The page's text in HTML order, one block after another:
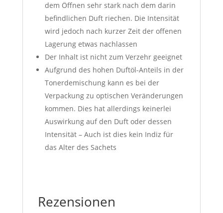
dem Öffnen sehr stark nach dem darin
befindlichen Duft riechen. Die Intensität
wird jedoch nach kurzer Zeit der offenen
Lagerung etwas nachlassen
Der Inhalt ist nicht zum Verzehr geeignet
Aufgrund des hohen Duftöl-Anteils in der
Tonerdemischung kann es bei der
Verpackung zu optischen Veränderungen
kommen. Dies hat allerdings keinerlei
Auswirkung auf den Duft oder dessen
Intensität – Auch ist dies kein Indiz für
das Alter des Sachets
Rezensionen